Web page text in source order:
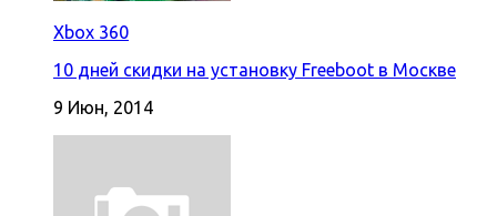
Xbox 360
10 дней скидки на установку Freeboot в Москве
9 Июн, 2014